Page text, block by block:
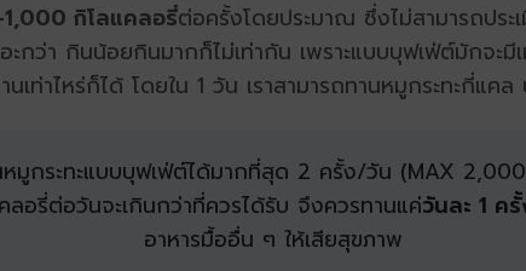
กิโลแคลอรี่ต่อครั้งโดยประมาณ ซึ่งไม่สามารถปร
ะกว่า กินน้อยกินมากก็ไม่เท่ากัน เพราะแบบบุฟเฟ่ต์มักจะ
าไหร่ก็ได้ โดยใน 1 วัน เราสามารถทานหมูกระทะกี่แคล
มูกระทะแบบบุฟเฟ่ต์ได้มากที่สุด 2 ครั้ง/วัน (MAX
ลอรี่ต่อวันจะเกินกว่าที่ควรได้รับ จึงควรทานแค่วันละ 1 ค
อาหารมื้ออื่น ๆ ให้เสียสุขภาพ